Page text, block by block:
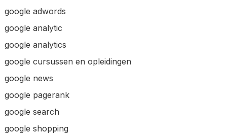
google adwords
google analytic
google analytics
google cursussen en opleidingen
google news
google pagerank
google search
google shopping